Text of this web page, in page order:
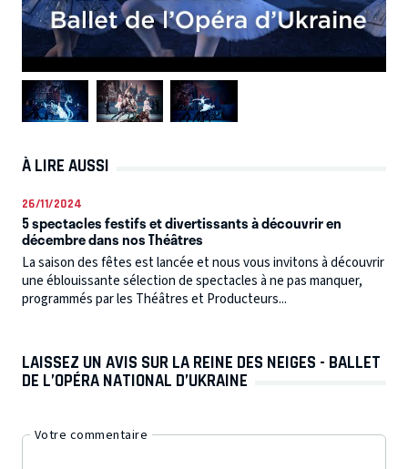
À LIRE AUSSI
26/11/2024
5 spectacles festifs et divertissants à découvrir en
décembre dans nos Théâtres
La saison des fêtes est lancée et nous vous invitons à découvrir
une éblouissante sélection de spectacles à ne pas manquer,
programmés par les Théâtres et Producteurs...
LAISSEZ UN AVIS SUR LA REINE DES NEIGES - BALLET
DE L’OPÉRA NATIONAL D’UKRAINE
Votre commentaire